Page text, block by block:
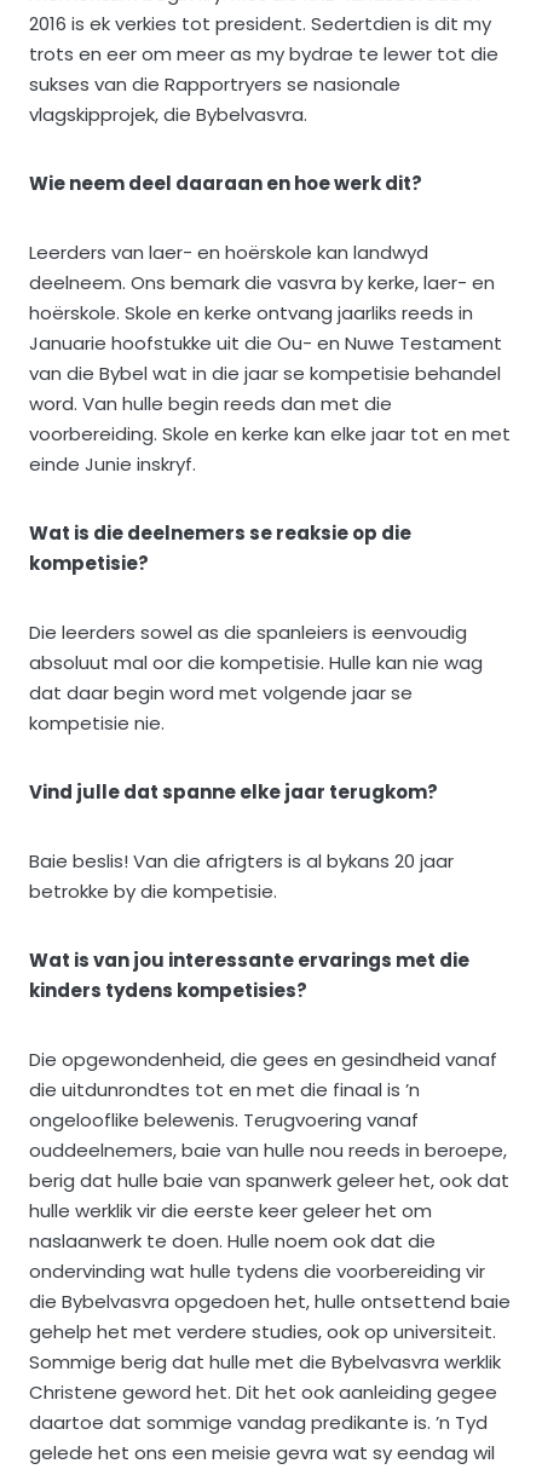
2016 is ek verkies tot president. Sedertdien is dit my
trots en eer om meer as my bydrae te lewer tot die
sukses van die Rapportryers se nasionale
vlagskipprojek, die Bybelvasvra.
Wie neem deel daaraan en hoe werk dit?
Leerders van laer- en hoërskole kan landwyd
deelneem. Ons bemark die vasvra by kerke, laer- en
hoërskole. Skole en kerke ontvang jaarliks reeds in
Januarie hoofstukke uit die Ou- en Nuwe Testament
van die Bybel wat in die jaar se kompetisie behandel
word. Van hulle begin reeds dan met die
voorbereiding. Skole en kerke kan elke jaar tot en met
einde Junie inskryf.
Wat is die deelnemers se reaksie op die
kompetisie?
Die leerders sowel as die spanleiers is eenvoudig
absoluut mal oor die kompetisie. Hulle kan nie wag
dat daar begin word met volgende jaar se
kompetisie nie.
Vind julle dat spanne elke jaar terugkom?
Baie beslis! Van die afrigters is al bykans 20 jaar
betrokke by die kompetisie.
Wat is van jou interessante ervarings met die
kinders tydens kompetisies?
Die opgewondenheid, die gees en gesindheid vanaf
die uitdunrondtes tot en met die finaal is ’n
ongelooflike belewenis. Terugvoering vanaf
ouddeelnemers, baie van hulle nou reeds in beroepe,
berig dat hulle baie van spanwerk geleer het, ook dat
hulle werklik vir die eerste keer geleer het om
naslaanwerk te doen. Hulle noem ook dat die
ondervinding wat hulle tydens die voorbereiding vir
die Bybelvasvra opgedoen het, hulle ontsettend baie
gehelp het met verdere studies, ook op universiteit.
Sommige berig dat hulle met die Bybelvasvra werklik
Christene geword het. Dit het ook aanleiding gegee
daartoe dat sommige vandag predikante is. ’n Tyd
gelede het ons een meisie gevra wat sy eendag wil